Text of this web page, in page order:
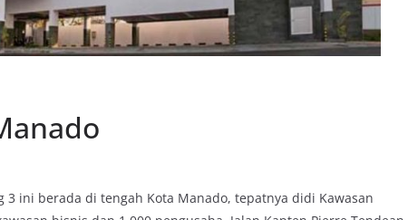
3 ini berada di tengah Kota Manado, tepatnya didi Kawasan